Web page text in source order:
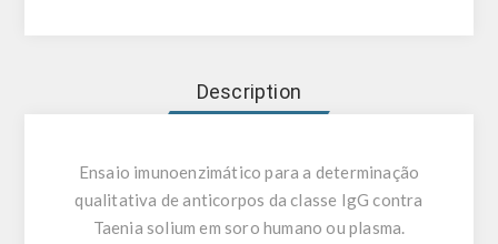
Description
Ensaio imunoenzimático para a determinação
qualitativa de anticorpos da classe IgG contra
Taenia solium em soro humano ou plasma.